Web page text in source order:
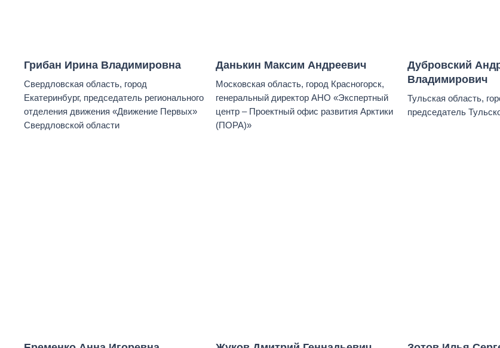
Грибан Ирина Владимировна
Свердловская область, город
Екатеринбург, председатель регионального
отделения движения «Движение Первых»
Свердловской области
Данькин Максим Андреевич
Московская область, город Красногорск,
генеральный директор АНО «Экспертный
центр – Проектный офис развития Арктики
(ПОРА)»
Дубровский
Владимирович
Тульская область,
председатель